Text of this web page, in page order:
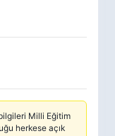
Milli Eğitim
herkese açık